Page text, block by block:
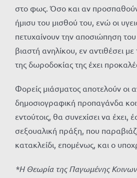
στο φως. Όσο και αν προσπαθούν
ήμισυ του μισθού του, ενώ οι
πετυχαίνουν την αποσιώπηση
βιαστή ανηλίκου, εν αντιθέσει
της δωροδοκίας της έχει
Φορείς μιάσματος αποτελούν οι
δημοσιογραφική προπαγάνδα
εντούτοις, θα συνεχίσει να
σεξουαλική πράξη, που
κατακλείδι, επομένως, και ο
*Η Θεωρία της Παγωμένης